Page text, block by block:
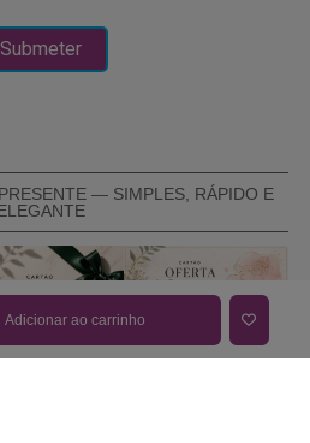
Adicionar ao carrinho
— SIMPLES, RÁPIDO E